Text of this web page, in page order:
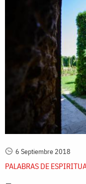
6 Septiembre 2018
PALABRAS DE